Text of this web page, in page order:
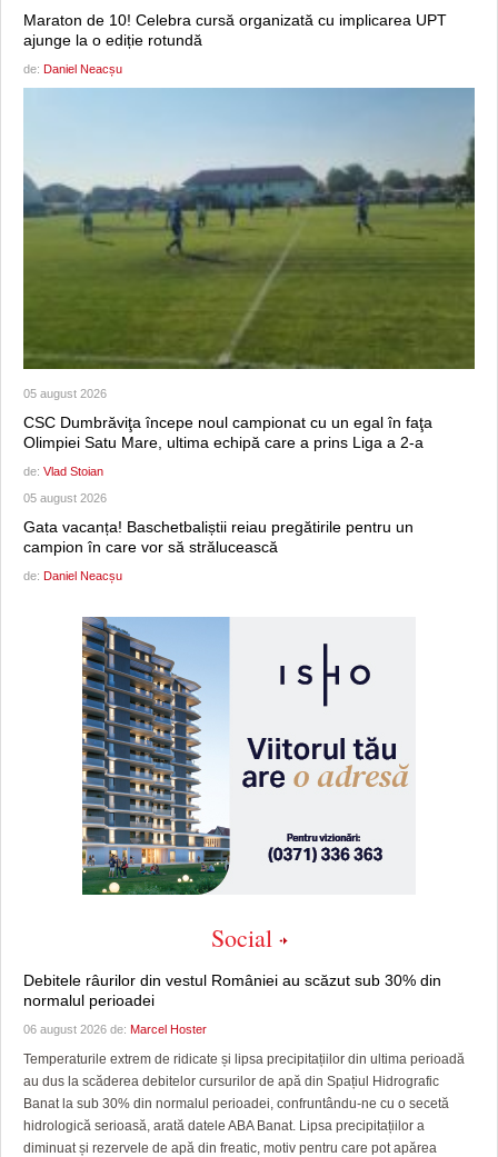
Maraton de 10! Celebra cursă organizată cu implicarea UPT
ajunge la o ediție rotundă
de: Daniel Neacșu
05 august 2026
CSC Dumbrăviţa începe noul campionat cu un egal în faţa
Olimpiei Satu Mare, ultima echipă care a prins Liga a 2-a
de: Vlad Stoian
05 august 2026
Gata vacanța! Baschetbaliștii reiau pregătirile pentru un
campion în care vor să strălucească
de: Daniel Neacșu
Social
Debitele râurilor din vestul României au scăzut sub 30% din
normalul perioadei
06 august 2026 de: Marcel Hoster
Temperaturile extrem de ridicate și lipsa precipitațiilor din ultima perioadă
au dus la scăderea debitelor cursurilor de apă din Spațiul Hidrografic
Banat la sub 30% din normalul perioadei, confruntându-ne cu o secetă
hidrologică serioasă, arată datele ABA Banat. Lipsa precipitațiilor a
diminuat și rezervele de apă din freatic, motiv pentru care pot apărea